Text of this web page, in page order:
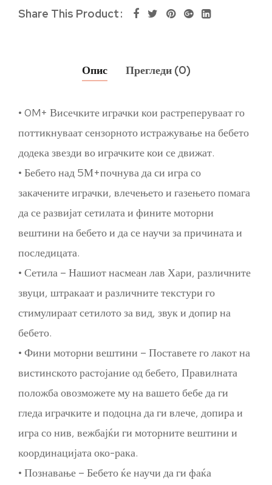
Share This Product
Опис Прегледи (0)
• 0M+ Висечките играчки кои растреперуваат го
поттикнуваат сензорното истражување на бебето
додека звезди во играчките кои се движат.
• Бебето над 5М+почнува да си игра со
закачените играчки, влечењето и газењето помага
да се развијат сетилата и фините моторни
вештини на бебето и да се научи за причината и
последицата.
• Сетила – Нашиот насмеан лав Хари, различните
звуци, штракаат и различните текстури го
стимулираат сетилото за вид, звук и допир на
бебето.
• Фини моторни вештини – Поставете го лакот на
вистинското растојание од бебето, Правилната
положба овозможете му на вашето бебе да ги
гледа играчките и подоцна да ги влече, допира и
игра со нив, вежбајќи ги моторните вештини и
координацијата око-рака.
• Познавање – Бебето ќе научи да ги фаќа